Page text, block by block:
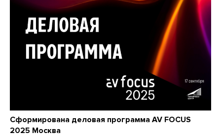
Сформирована деловая программа AV FOCUS
2025 Москва